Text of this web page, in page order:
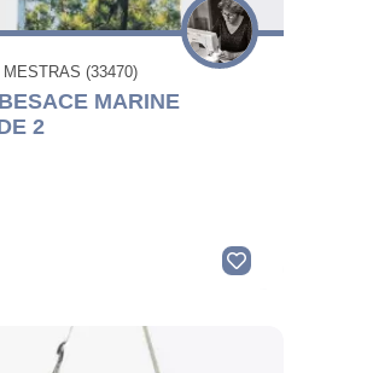
(33470)
MARINE
2